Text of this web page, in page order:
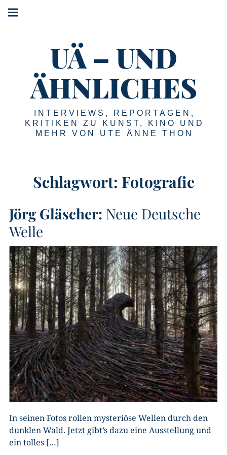
Springe
zum
UÄ – UND
ÄHNLICHES
INTERVIEWS, REPORTAGEN,
KRITIKEN ZU KUNST, KINO UND
MEHR VON UTE ÄNNE THON
Schlagwort: Fotografie
Jörg Gläscher: Neue Deutsche
Welle
In seinen Fotos rollen mysteriöse Wellen durch den
dunklen Wald. Jetzt gibt’s dazu eine Ausstellung und
ein tolles […]